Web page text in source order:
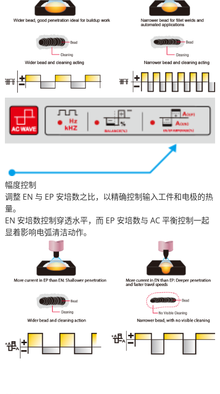
幅度控制
调整 EN 与 EP 安培数之比，以精确控制输入工件和电极的热
量。
EN 安培数控制穿透水平，而 EP 安培数与 AC 平衡控制一起
显着影响电弧清洁动作。